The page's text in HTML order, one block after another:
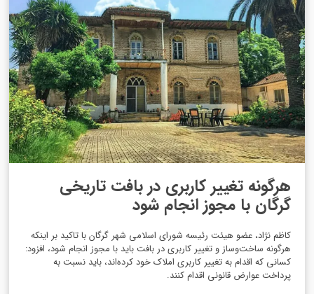
هرگونه تغییر کاربری در بافت تاریخی
گرگان با مجوز انجام شود
کاظم نژاد، عضو هیئت رئیسه شورای اسلامی شهر گرگان با تاکید بر اینکه
هرگونه ساخت‌وساز و تغییر کاربری در بافت باید با مجوز انجام شود، افزود:
کسانی که اقدام به تغییر کاربری املاک خود کرده‌اند، باید نسبت به
پرداخت عوارض قانونی اقدام کنند.